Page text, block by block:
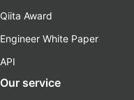
Qiita Award
Engineer White Paper
API
Our service